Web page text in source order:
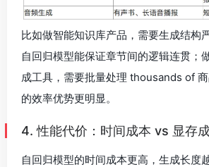
比如做智能知识库产品，需要生成结构
自回归模型能保证章节间的逻辑连贯；
成工具，需要批量处理 thousands of
的效率优势更明显。
4. 性能代价：时间成本 vs 显存
自回归模型的时间成本更高，生成长度